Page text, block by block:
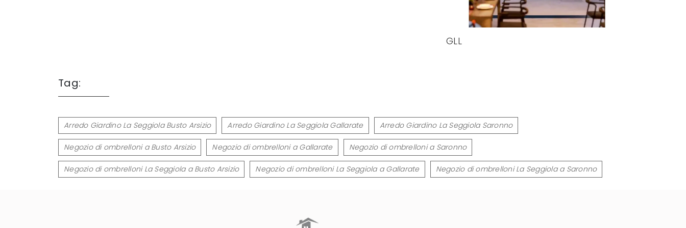
GLL
Tag:
Arredo Giardino La Seggiola Busto Arsizio Arredo Giardino La Seggiola Gallarate Arredo Giardino La Seggiola Saronno
Negozio di ombrelloni a Busto Arsizio Negozio di ombrelloni a Gallarate Negozio di ombrelloni a Saronno
Negozio di ombrelloni La Seggiola a Busto Arsizio Negozio di ombrelloni La Seggiola a Gallarate Negozio di ombrelloni La Seggiola a Saronno